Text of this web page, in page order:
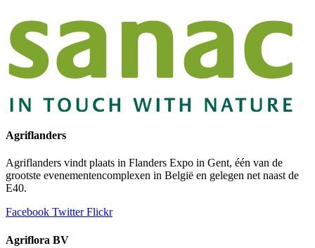
Agriflanders
Agriflanders vindt plaats in Flanders Expo in Gent, één van de
grootste evenementencomplexen in België en gelegen net naast de
E40.
Facebook Twitter Flickr
Agriflora BV